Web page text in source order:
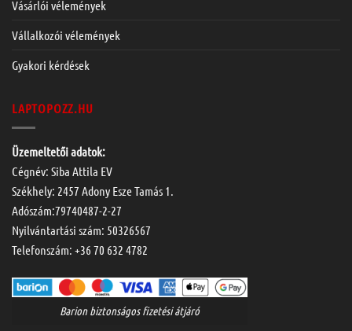
Vásárlói vélemények
Vállalkozói vélemények
Gyakori kérdések
LAPTOPOZZ.HU
Üzemeltetői adatok:
Cégnév: Siba Attila EV
Székhely: 2457 Adony Esze Tamás 1.
Adószám:79740487-2-27
Nyilvántartási szám: 50326567
Telefonszám: +36 70 632 4782
Barion biztonságos fizetési átjáró